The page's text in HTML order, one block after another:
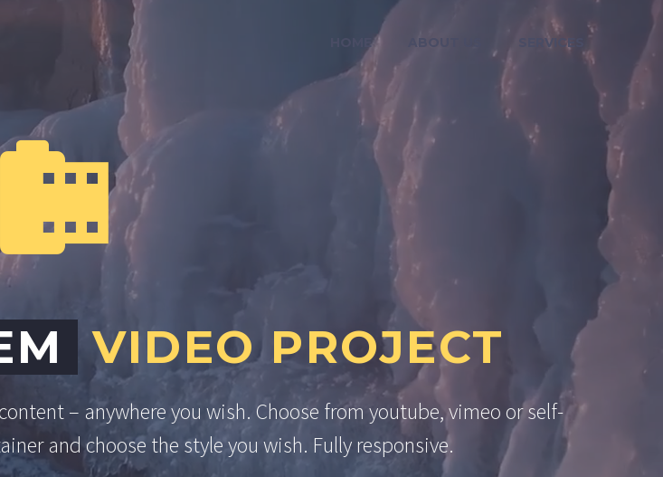
HOME ABOUT US SERVICES
VIDEO PROJECT
– anywhere you wish. Choose from youtube, vimeo or self-
and choose the style you wish. Fully responsive.